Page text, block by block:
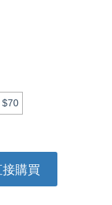
$70
購買